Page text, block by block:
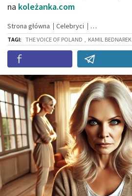
na koleżanka.com
Strona główna Celebryci
TAGI: THE VOICE OF POLAND , KAMIL BEDNAREK